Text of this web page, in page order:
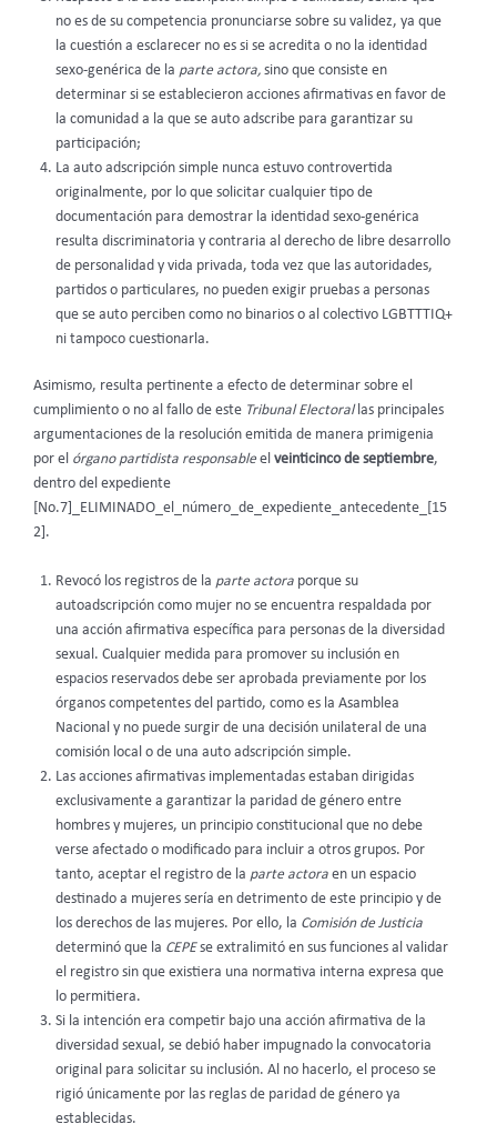
no es de su competencia pronunciarse sobre su validez, ya que
la cuestión a esclarecer no es si se acredita o no la identidad
sexo-genérica de la parte actora, sino que consiste en
determinar si se establecieron acciones afirmativas en favor de
la comunidad a la que se auto adscribe para garantizar su
participación;
La auto adscripción simple nunca estuvo controvertida
originalmente, por lo que solicitar cualquier tipo de
documentación para demostrar la identidad sexo-genérica
resulta discriminatoria y contraria al derecho de libre desarrollo
de personalidad y vida privada, toda vez que las autoridades,
partidos o particulares, no pueden exigir pruebas a personas
que se auto perciben como no binarios o al colectivo LGBTTTIQ+
ni tampoco cuestionarla.
Asimismo, resulta pertinente a efecto de determinar sobre el
cumplimiento o no al fallo de este Tribunal Electorallas principales
argumentaciones de la resolución emitida de manera primigenia
por el órgano partidista responsableel veinticinco de septiembre,
dentro del expediente
[No.7]_ELIMINADO_el_número_de_expediente_antecedente_[15
2].
Revocó los registros de la parte actora porque su
autoadscripción como mujer no se encuentra respaldada por
una acción afirmativa específica para personas de la diversidad
sexual. Cualquier medida para promover su inclusión en
espacios reservados debe ser aprobada previamente por los
órganos competentes del partido, como es la Asamblea
Nacional y no puede surgir de una decisión unilateral de una
comisión local o de una auto adscripción simple.
Las acciones afirmativas implementadas estaban dirigidas
exclusivamente a garantizar la paridad de género entre
hombres y mujeres, un principio constitucional que no debe
verse afectado o modificado para incluir a otros grupos. Por
tanto, aceptar el registro de la parte actora en un espacio
destinado a mujeres sería en detrimento de este principio y de
los derechos de las mujeres. Por ello, la Comisión de Justicia
determinó que la CEPEse extralimitó en sus funciones al validar
el registro sin que existiera una normativa interna expresa que
lo permitiera.
Si la intención era competir bajo una acción afirmativa de la
diversidad sexual, se debió haber impugnado la convocatoria
original para solicitar su inclusión. Al no hacerlo, el proceso se
rigió únicamente por las reglas de paridad de género ya
establecidas.